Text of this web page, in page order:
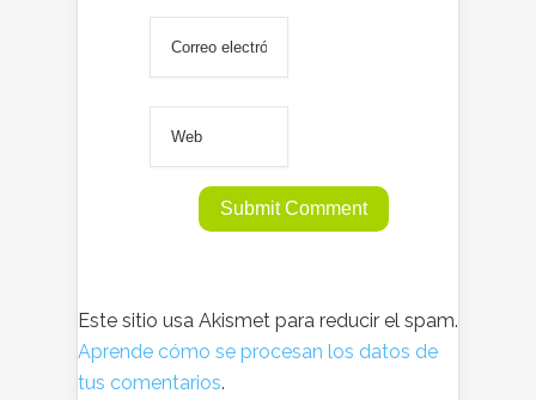
Este sitio usa Akismet para reducir el spam.
Aprende cómo se procesan los datos de
tus comentarios.